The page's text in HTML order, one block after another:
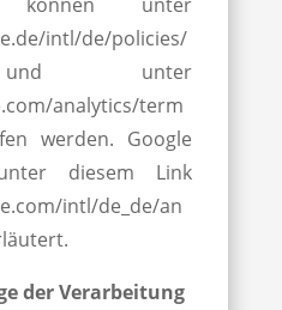
intl/de/policies/
unter
analytics/term
werden. Google
diesem Link
intl/de_de/an
der Verarbeitung